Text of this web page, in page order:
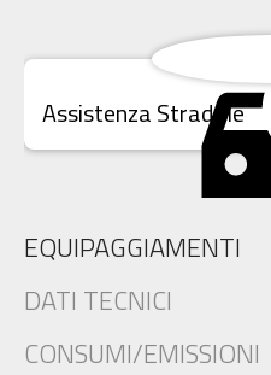
Assistenza Stradale
EQUIPAGGIAMENTI
DATI TECNICI
CONSUMI/EMISSIONI